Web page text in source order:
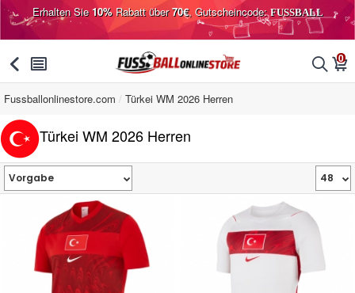
Erhalten Sie10%Rabatt über70€, Gutscheincode:FUSSBALL
󰅯 󰂩 󰂨 0
󰃦
Fussballonlinestore.com Türkei WM 2026 Herren
Türkei WM 2026 Herren